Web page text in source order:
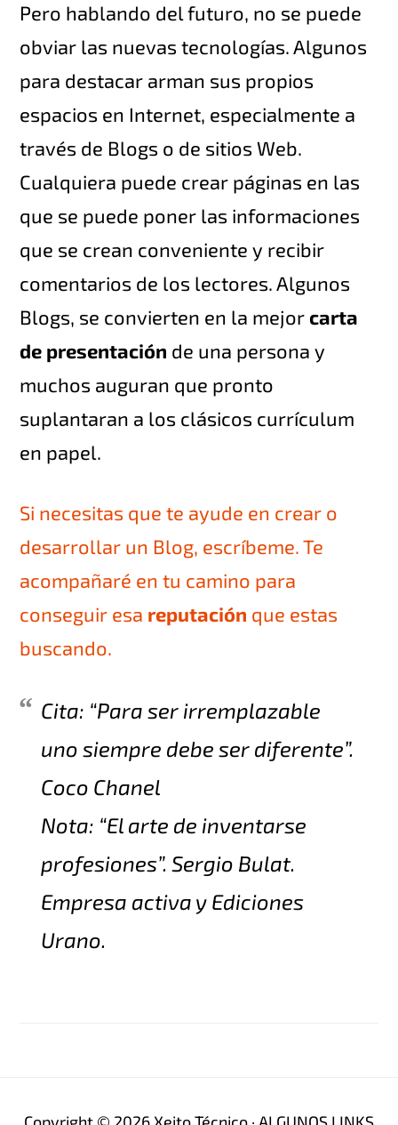
Pero hablando del futuro, no se puede
obviar las nuevas tecnologías. Algunos
para destacar arman sus propios
espacios en Internet, especialmente a
través de Blogs o de sitios Web.
Cualquiera puede crear páginas en las
que se puede poner las informaciones
que se crean conveniente y recibir
comentarios de los lectores. Algunos
Blogs, se convierten en la mejorcarta
de presentación de una persona y
muchos auguran que pronto
suplantaran a los clásicos currículum
en papel.
Si necesitas que te ayude en crear o
desarrollar un Blog, escríbeme. Te
acompañaré en tu camino para
conseguir esa reputación que estas
buscando.
Cita: “Para ser irremplazable
uno siempre debe ser diferente”.
Coco Chanel
Nota: “El arte de inventarse
profesiones”. Sergio Bulat.
Empresa activa y Ediciones
Urano.